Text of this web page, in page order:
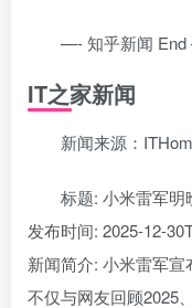
—- 知乎新闻
IT之家新闻
新闻来源：
标题: 小米雷军
发布时间: 2025-12-
新闻简介: 小米雷军宣
不仅与网友回顾2025